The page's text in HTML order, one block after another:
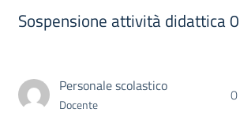
Sospensione attività didattica
Personale scolastico
Docente 0